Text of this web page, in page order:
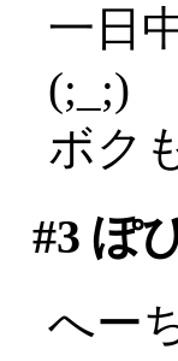
一日
(;_;)
ボク
#3 ぽ
へー